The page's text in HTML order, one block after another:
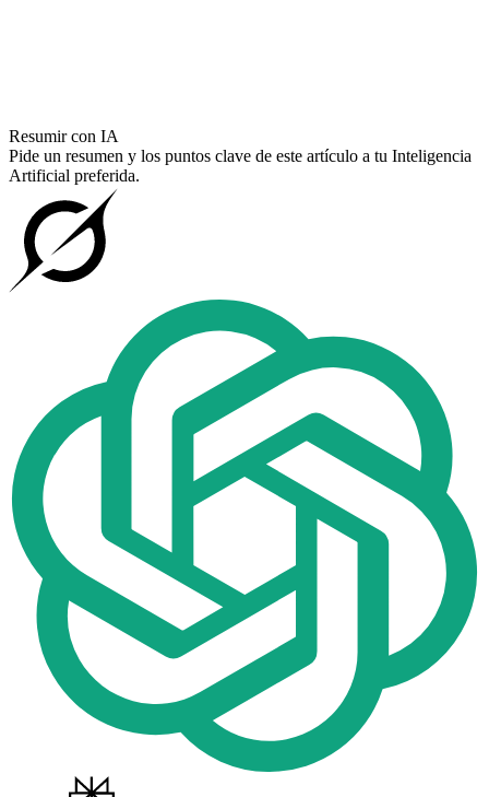
Resumir con IA
Pide un resumen y los puntos clave de este artículo a tu Inteligencia
Artificial preferida.